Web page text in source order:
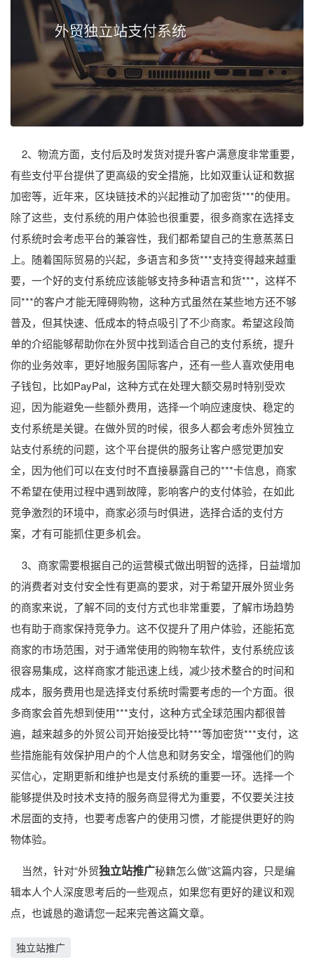
2、物流方面，支付后及时发货对提升客户满意度非常重要，
有些支付平台提供了更高级的安全措施，比如双重认证和数据
加密等，近年来，区块链技术的兴起推动了加密货***的使用。
除了这些，支付系统的用户体验也很重要，很多商家在选择支
付系统时会考虑平台的兼容性，我们都希望自己的生意蒸蒸日
上。随着国际贸易的兴起，多语言和多货***支持变得越来越重
要，一个好的支付系统应该能够支持多种语言和货***，这样不
同***的客户才能无障碍购物，这种方式虽然在某些地方还不够
普及，但其快速、低成本的特点吸引了不少商家。希望这段简
单的介绍能够帮助你在外贸中找到适合自己的支付系统，提升
你的业务效率，更好地服务国际客户，还有一些人喜欢使用电
子钱包，比如PayPal，这种方式在处理大额交易时特别受欢
迎，因为能避免一些额外费用，选择一个响应速度快、稳定的
支付系统是关键。在做外贸的时候，很多人都会考虑外贸独立
站支付系统的问题，这个平台提供的服务让客户感觉更加安
全，因为他们可以在支付时不直接暴露自己的***卡信息，商家
不希望在使用过程中遇到故障，影响客户的支付体验，在如此
竞争激烈的环境中，商家必须与时俱进，选择合适的支付方
案，才有可能抓住更多机会。
3、商家需要根据自己的运营模式做出明智的选择，日益增加
的消费者对支付安全性有更高的要求，对于希望开展外贸业务
的商家来说，了解不同的支付方式也非常重要，了解市场趋势
也有助于商家保持竞争力。这不仅提升了用户体验，还能拓宽
商家的市场范围，对于通常使用的购物车软件，支付系统应该
很容易集成，这样商家才能迅速上线，减少技术整合的时间和
成本，服务费用也是选择支付系统时需要考虑的一个方面。很
多商家会首先想到使用***支付，这种方式全球范围内都很普
遍，越来越多的外贸公司开始接受比特***等加密货***支付，这
些措施能有效保护用户的个人信息和财务安全，增强他们的购
买信心，定期更新和维护也是支付系统的重要一环。选择一个
能够提供及时技术支持的服务商显得尤为重要，不仅要关注技
术层面的支持，也要考虑客户的使用习惯，才能提供更好的购
物体验。
当然，针对“外贸独立站推广秘籍怎么做”这篇内容，只是编
辑本人个人深度思考后的一些观点，如果您有更好的建议和观
点，也诚恳的邀请您一起来完善这篇文章。
独立站推广